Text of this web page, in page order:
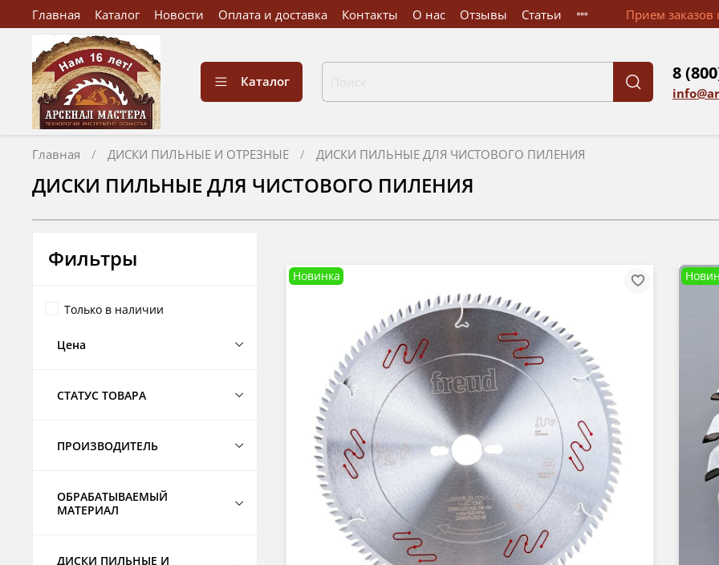
Главная Каталог Новости Оплата и доставка Контакты О нас Отзывы Статьи Прием заказов
Каталог 8
Главная ДИСКИ ПИЛЬНЫЕ И ОТРЕЗНЫЕ ДИСКИ ПИЛЬНЫЕ ДЛЯ ЧИСТОВОГО ПИЛЕНИЯ
ДИСКИ ПИЛЬНЫЕ ДЛЯ ЧИСТОВОГО ПИЛЕНИЯ
Новинка
Фильтры
Только в наличии
Цена
СТАТУС ТОВАРА
ПРОИЗВОДИТЕЛЬ
ОБРАБАТЫВАЕМЫЙ
МАТЕРИАЛ
ДИСКИ ПИЛЬНЫЕ И